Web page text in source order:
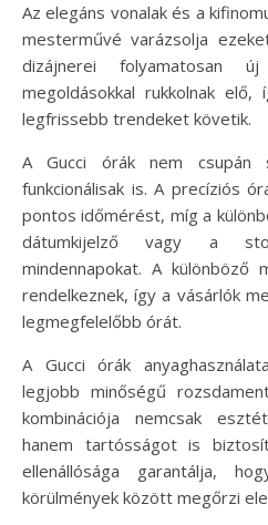
Az elegáns vonalak és a
mesterművé varázsolja
dizájnerei folyamatosan
megoldásokkal rukkolnak
legfrissebb trendeket követik.
A Gucci órák nem csupán
funkcionálisak is. A precíziós
pontos időmérést, míg a
dátumkijelző vagy a
mindennapokat. A különböző
rendelkeznek, így a vásárlók
legmegfelelőbb órát.
A Gucci órák
legjobb minőségű
kombinációja nemcsak
hanem tartósságot is
ellenállósága garantálja,
körülmények között megőrzi